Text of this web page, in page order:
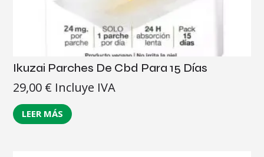
Ikuzai Parches De Cbd Para 15 Días
29,00 € Incluye IVA
LEER MÁS